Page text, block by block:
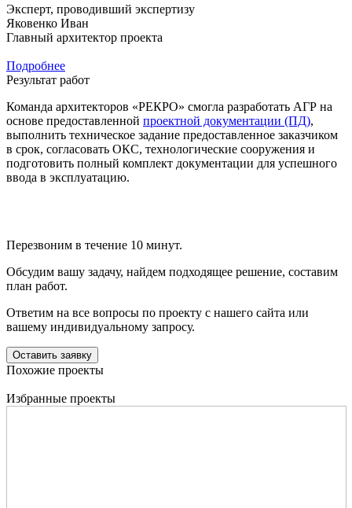
Эксперт, проводивший экспертизу
Яковенко Иван
Главный архитектор проекта
Подробнее
Результат работ
Команда архитекторов «РЕКРО» смогла разработать АГР на
основе предоставленной проектной документации (ПД),
выполнить техническое задание предоставленное заказчиком
в срок, согласовать ОКС, технологические сооружения и
подготовить полный комплект документации для успешного
ввода в эксплуатацию.
Перезвоним в течение 10 минут.
Обсудим вашу задачу, найдем подходящее решение, составим
план работ.
Ответим на все вопросы по проекту с нашего сайта или
вашему индивидуальному запросу.
Оставить заявку
Похожие проекты
Избранные проекты